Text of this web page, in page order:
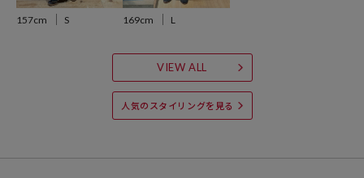
と色味が異なる場合がございます。
また、表示のサイズ感と実物は若干異なる場合もございますので予め
157cm S 169cm L
VIEW ALL
人気のスタイリングを見る